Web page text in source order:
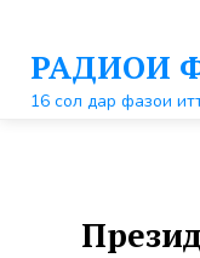
контентуРАДИОИ
16 сол дар фазои